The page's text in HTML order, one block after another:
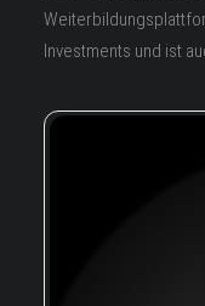
Investments und ist